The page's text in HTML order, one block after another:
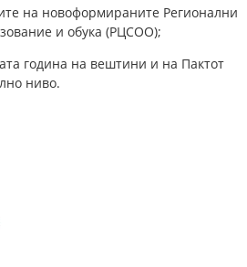
на новоформираните Регионални
и обука (РЦСОО);
година на вештини и на Пактот
ниво.